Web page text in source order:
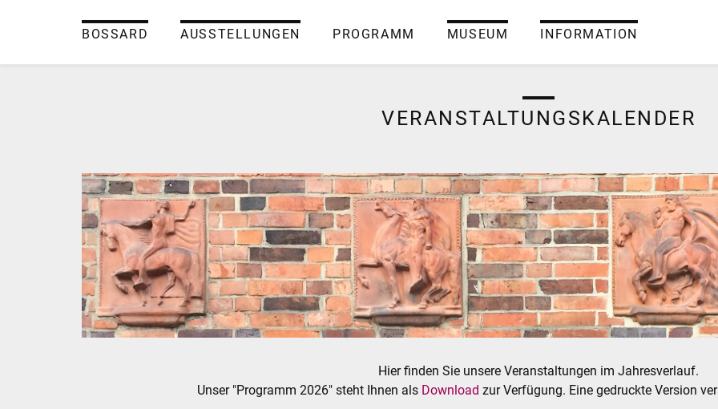
BOSSARD AUSSTELLUNGEN PROGRAMM MUSEUM INFORMATION
VERANSTALTUNGSKALENDER
Hier finden Sie unsere Veranstaltungen im Jahresverlauf.
Unser "Programm 2026" steht Ihnen als Download zur Verfügung. Eine gedruckte Version